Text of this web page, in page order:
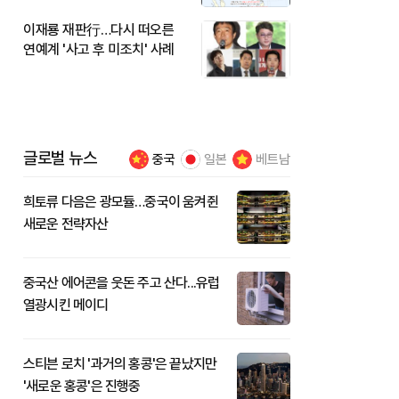
이재룡 재판行…다시 떠오른
연예계 '사고 후 미조치' 사례
글로벌 뉴스 중국 일본 베트남
희토류 다음은 광모듈…중국이 움켜쥔
새로운 전략자산
중국산 에어콘을 웃돈 주고 산다...유럽
열광시킨 메이디
스티븐 로치 '과거의 홍콩'은 끝났지만
'새로운 홍콩'은 진행중